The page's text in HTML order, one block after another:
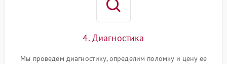
4. Диагностика
Мы проведем диагностику, определим поломку и цену ее